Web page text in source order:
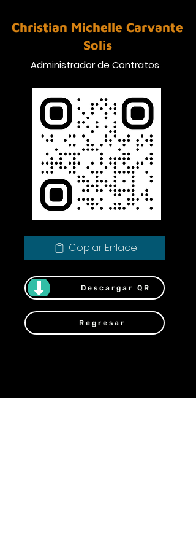
Christian Michelle Carvante
Solis
Administrador de Contratos
Copiar Enlace
Descargar QR
Regresar